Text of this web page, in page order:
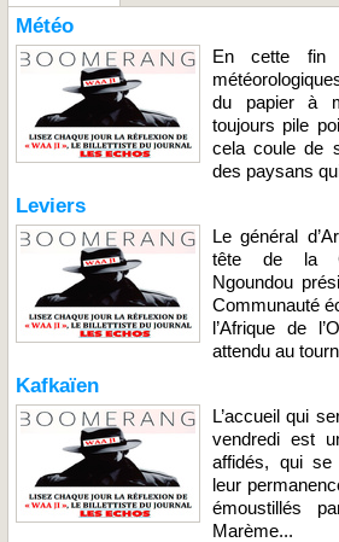
Météo
En cette fin
du papier à
toujours pile
cela coule de
des paysans
Leviers
Le général
tête de la
Ngoundou
Communauté
l’Afrique de
attendu au
Kafkaïen
L’accueil qui
vendredi est
affidés, qui
leur
émoustillés
Marème...